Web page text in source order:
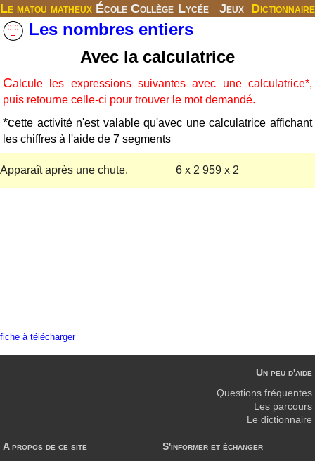
Le matou matheux École Collège Lycée Jeux Dictionnaire
Les nombres entiers
Avec la calculatrice
Calcule les expressions suivantes avec une calculatrice*,
puis retourne celle-ci pour trouver le mot demandé.
*cette activité n'est valable qu'avec une calculatrice affichant
les chiffres à l'aide de 7 segments
Apparaît après une chute. 6 x 2 959 x 2
fiche à télécharger
A propos de ce site
S'informer et échanger
Un peu d'aide
Questions fréquentes
Les parcours
Le dictionnaire